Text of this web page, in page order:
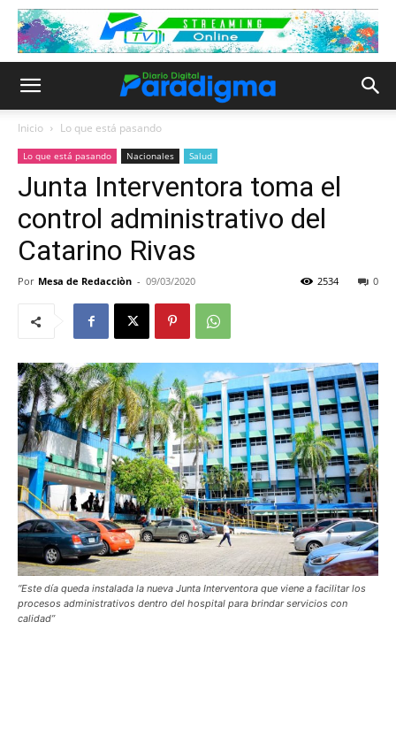
Inicio Lo que está pasando
Lo que está pasando Nacionales Salud
Junta Interventora toma el
control administrativo del
Catarino Rivas
Por Mesa de Redacciòn - 09/03/2020 0
2534
“Este día queda instalada la nueva Junta Interventora que viene a facilitar los
procesos administrativos dentro del hospital para brindar servicios con
calidad”